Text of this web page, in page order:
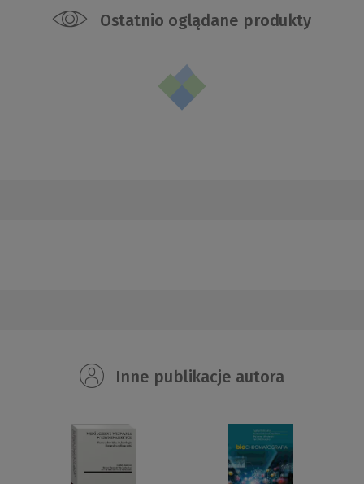
Ostatnio oglądane produkty
Inne publikacje autora